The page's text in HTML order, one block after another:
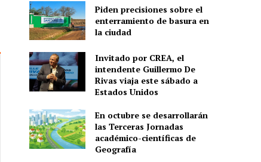
Piden precisiones sobre el
enterramiento de basura en
la ciudad
Invitado por CREA, el
intendente Guillermo De
Rivas viaja este sábado a
Estados Unidos
En octubre se desarrollarán
las Terceras Jornadas
académico-científicas de
Geografía